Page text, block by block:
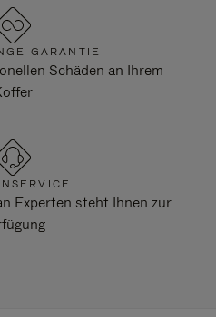
GARANTIE
Schäden an Ihrem
Experten steht Ihnen zur